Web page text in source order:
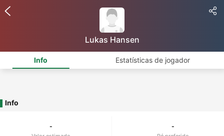
Lukas Hansen
Info Estatísticas de jogador
Info
- -